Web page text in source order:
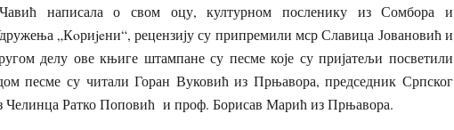
написала о свом оцу, културном посленику из Сомбора и
„Кoриjeни“, рецензију су припремили мср Славица Јовановић и
делу ове књиге штампане су песме које су пријатељи посветили
песме су читали Горан Вуковић из Прњавора, председник Српског
Челинца Ратко Поповић и проф. Борисав Марић из Прњавора.